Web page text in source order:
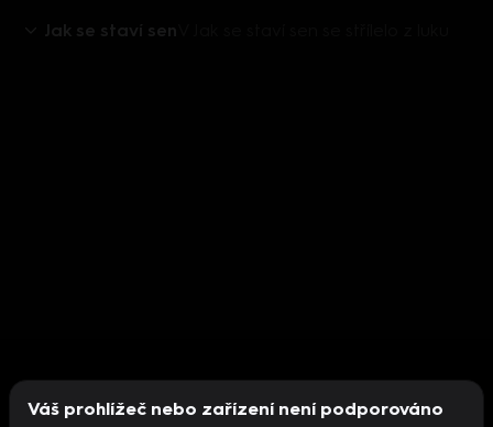
Jak se staví sen
Váš prohlížeč nebo zařízení není podporováno